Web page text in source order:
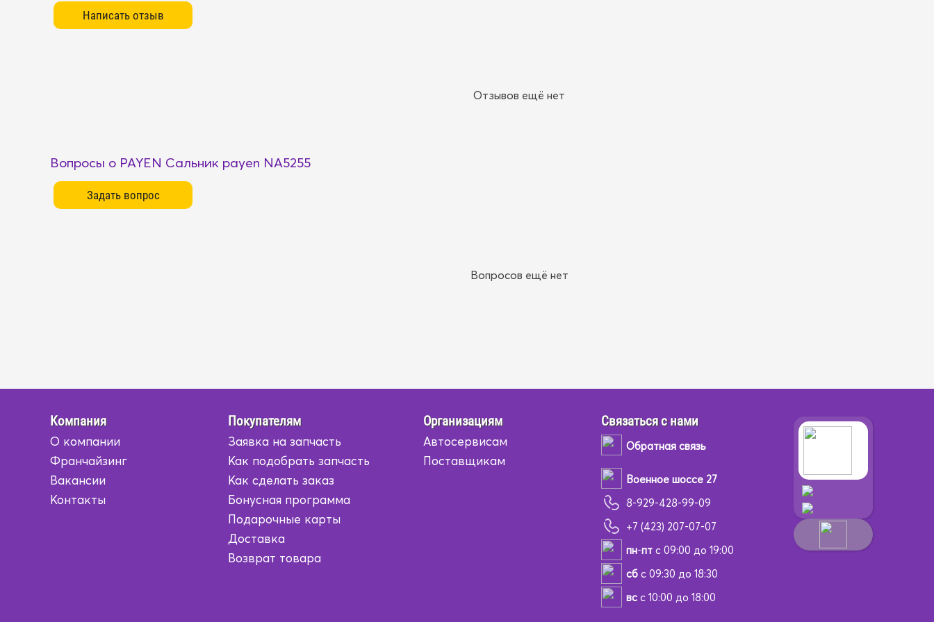
Отзывов ещё нет
Вопросы о PAYEN Сальник payen NA5255
Вопросов ещё нет
Компания
О компании
Франчайзинг
Вакансии
Контакты
Покупателям
Заявка на запчасть
Как подобрать запчасть
Как сделать заказ
Бонусная программа
Подарочные карты
Доставка
Возврат товара
Организациям
Автосервисам
Поставщикам
Связаться с нами
Обратная связь
Военное шоссе 27
8-929-428-99-09
+7 (423) 207-07-07
пн-птс 09:00 до 19:00
сбс 09:30 до 18:30
всс 10:00 до 18:00